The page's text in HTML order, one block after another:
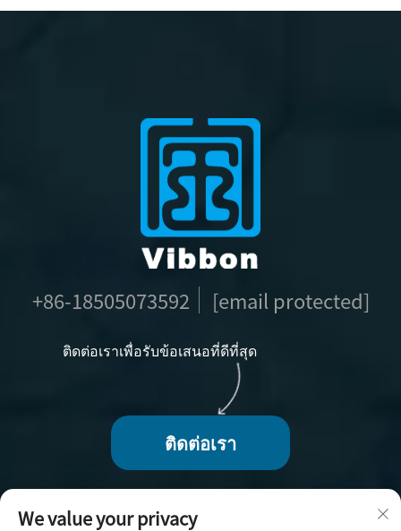
+86-18505073592 [email protected]
ติดต่อเราเพื่อรับข้อเสนอที่ดีที่สุด
ติดต่อเรา
We value your privacy